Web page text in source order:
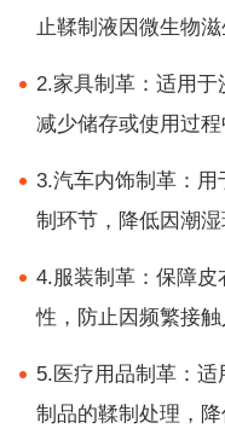
止鞣制液因微生物
2.家具制革：适用于
减少储存或使用过程
3.汽车内饰制革：
制环节，降低因潮湿
4.服装制革：保障皮
性，防止因频繁接触
5.医疗用品制革：
制品的鞣制处理，降